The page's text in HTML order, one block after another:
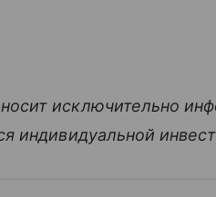
исключительно
индивидуальной